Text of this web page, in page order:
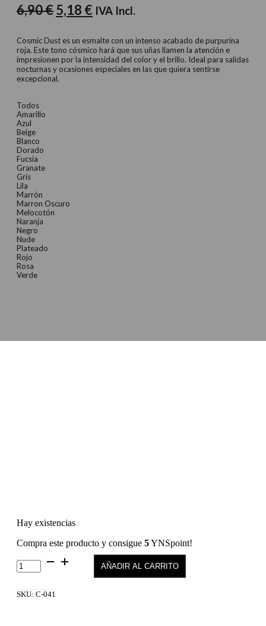
6,90€El
original
era:
6,90 €.
5,18 € El
actual
es:
5,18 €.
IVA Incl.
Cosmic Dust es un esmalte con un intenso acabado de purpurina
roja. Este tono cósmico hará que sus uñas llamen la atención e
impresionen por la intensidad del color y el brillo. Ideal para salidas
nocturnas y ocasiones especiales en las que quiera sentirse
excepcional.
Todos
Amarillo
Azul
Beige
Blanco
Dorado
Fucsia
Granate
Gris
Lila
Marrón
Marron Oscuro
Melocotón
Naranja
Negro
Nude
Plateado
Rojo
Rosa
Verde
Hay existencias
Compra este producto y consigue 5YNSpoint!
Semilac
C-
Cosmic
AÑADIR AL CARRITO
SKU: C-041